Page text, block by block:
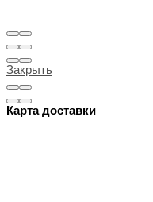
Закрыть
Карта доставки